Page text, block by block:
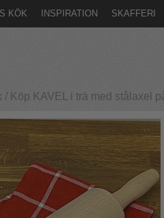
KÖK INSPIRATION SKAFFERI
/ Köp KAVEL i trä med stålaxel